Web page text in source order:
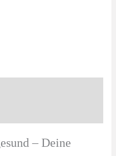
– Deine